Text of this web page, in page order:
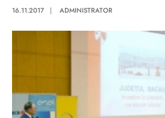
16.11.2017 | ADMINISTRATOR